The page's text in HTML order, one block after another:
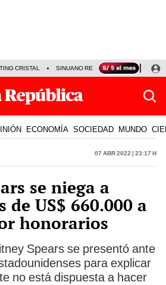
CRISTAL SINUANO RESULTADOS HOY
ECONOMÍA SOCIEDAD MUNDO
07 Abr 2022 | 23:17 h
se niega a
de US$ 660.000 a
honorarios
Spears se presentó ante
para explicar
no está dispuesta a hacer